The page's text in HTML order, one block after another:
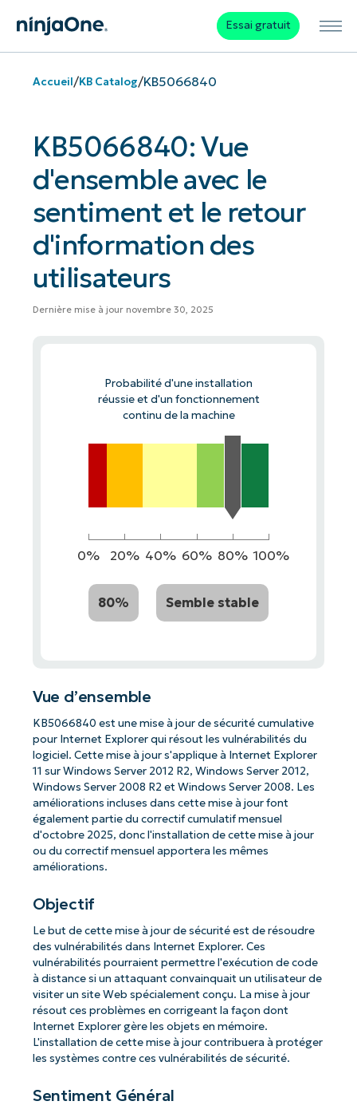
Essai gratuit
Accueil/KB Catalog/KB5066840
KB5066840: Vue
d'ensemble avec le
sentiment et le retour
d'information des
utilisateurs
Dernière mise à jour novembre 30, 2025
Probabilité d'une installation
réussie et d'un fonctionnement
continu de la machine
0% 20% 40% 60% 80% 100%
80% Semble stable
Vue d’ensemble
KB5066840 est une mise à jour de sécurité cumulative
pour Internet Explorer qui résout les vulnérabilités du
logiciel. Cette mise à jour s'applique à Internet Explorer
11 sur Windows Server 2012 R2, Windows Server 2012,
Windows Server 2008 R2 et Windows Server 2008. Les
améliorations incluses dans cette mise à jour font
également partie du correctif cumulatif mensuel
d'octobre 2025, donc l'installation de cette mise à jour
ou du correctif mensuel apportera les mêmes
améliorations.
Objectif
Le but de cette mise à jour de sécurité est de résoudre
des vulnérabilités dans Internet Explorer. Ces
vulnérabilités pourraient permettre l'exécution de code
à distance si un attaquant convainquait un utilisateur de
visiter un site Web spécialement conçu. La mise à jour
résout ces problèmes en corrigeant la façon dont
Internet Explorer gère les objets en mémoire.
L'installation de cette mise à jour contribuera à protéger
les systèmes contre ces vulnérabilités de sécurité.
Sentiment Général